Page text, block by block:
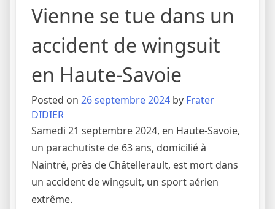
Vienne se tue dans un
accident de wingsuit
en Haute-Savoie
Posted on 26 septembre 2024 by Frater
DIDIER
Samedi 21 septembre 2024, en Haute-Savoie,
un parachutiste de 63 ans, domicilié à
Naintré, près de Châtellerault, est mort dans
un accident de wingsuit, un sport aérien
extrême.